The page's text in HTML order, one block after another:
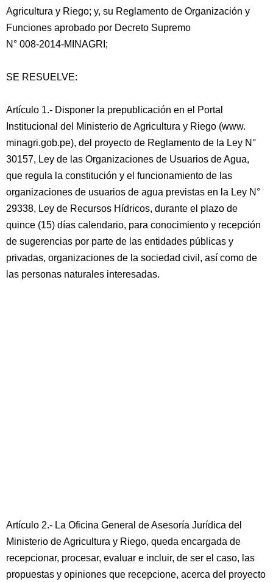
Agricultura y Riego; y, su Reglamento de Organización y
Funciones aprobado por Decreto Supremo
N° 008-2014-MINAGRI;
SE RESUELVE:
Artículo 1.- Disponer la prepublicación en el Portal
Institucional del Ministerio de Agricultura y Riego (www.
minagri.gob.pe), del proyecto de Reglamento de la Ley N°
30157, Ley de las Organizaciones de Usuarios de Agua,
que regula la constitución y el funcionamiento de las
organizaciones de usuarios de agua previstas en la Ley N°
29338, Ley de Recursos Hídricos, durante el plazo de
quince (15) días calendario, para conocimiento y recepción
de sugerencias por parte de las entidades públicas y
privadas, organizaciones de la sociedad civil, así como de
las personas naturales interesadas.
Artículo 2.- La Oficina General de Asesoría Jurídica del
Ministerio de Agricultura y Riego, queda encargada de
recepcionar, procesar, evaluar e incluir, de ser el caso, las
propuestas y opiniones que recepcione, acerca del proyecto